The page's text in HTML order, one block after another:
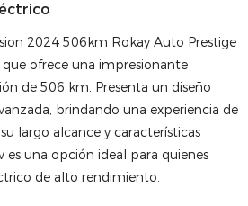
2024 506km Rokay Auto Prestige
ofrece una impresionante
de 506 km. Presenta un diseño
brindando una experiencia de
largo alcance y características
es una opción ideal para quienes
de alto rendimiento.